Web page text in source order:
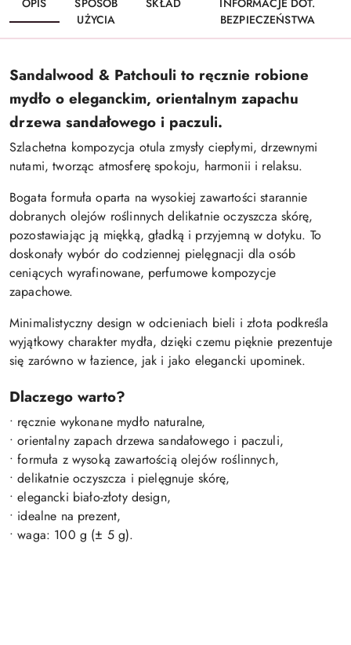
OPIS
SPOSÓB
UŻYCIA
SKŁAD
INFORMACJE DOT.
BEZPIECZEŃSTWA
Sandalwood & Patchouli to ręcznie robione
mydło o eleganckim, orientalnym zapachu
drzewa sandałowego i paczuli.
Szlachetna kompozycja otula zmysły ciepłymi, drzewnymi
nutami, tworząc atmosferę spokoju, harmonii i relaksu.
Bogata formuła oparta na wysokiej zawartości starannie
dobranych olejów roślinnych delikatnie oczyszcza skórę,
pozostawiając ją miękką, gładką i przyjemną w dotyku. To
doskonały wybór do codziennej pielęgnacji dla osób
ceniących wyrafinowane, perfumowe kompozycje
zapachowe.
Minimalistyczny design w odcieniach bieli i złota podkreśla
wyjątkowy charakter mydła, dzięki czemu pięknie prezentuje
się zarówno w łazience, jak i jako elegancki upominek.
Dlaczego warto?
• ręcznie wykonane mydło naturalne,
• orientalny zapach drzewa sandałowego i paczuli,
• formuła z wysoką zawartością olejów roślinnych,
• delikatnie oczyszcza i pielęgnuje skórę,
• elegancki biało-złoty design,
• idealne na prezent,
• waga: 100 g (± 5 g).